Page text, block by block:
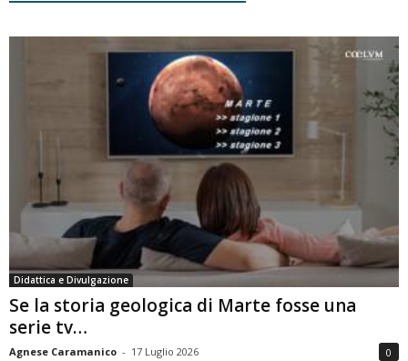
Didattica e Divulgazione
Se la storia geologica di Marte fosse una
serie tv…
Agnese Caramanico - 17 Luglio 2026 0